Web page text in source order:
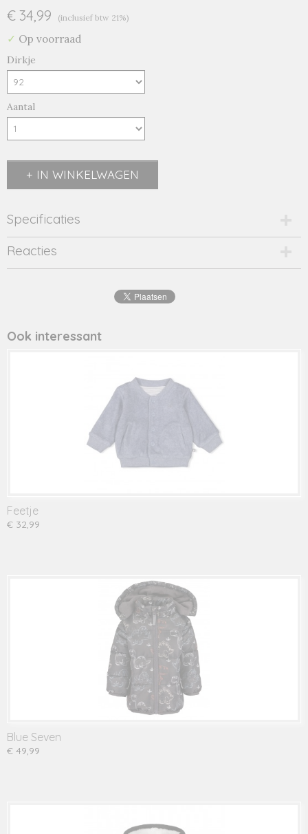
€ 34,99 (inclusief btw 21%)
✓ Op voorraad
Dirkje
Aantal
IN WINKELWAGEN
Specificaties
Productcode
2546-14574
Productcode leverancier
Reacties
Ook interessant
Feetje
€ 32,99
Blue Seven
€ 49,99